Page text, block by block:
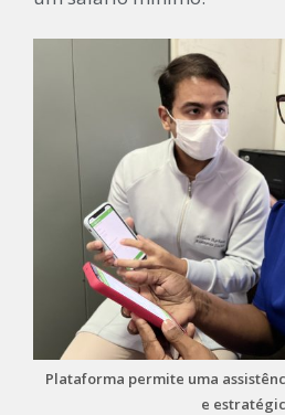
Plataforma permite uma
e